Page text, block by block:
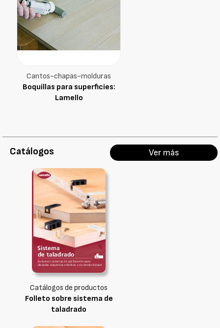
Cantos-chapas-molduras
Boquillas para superficies:
Lamello
Catálogos Ver más
Catálogos de productos
Folleto sobre sistema de
taladrado